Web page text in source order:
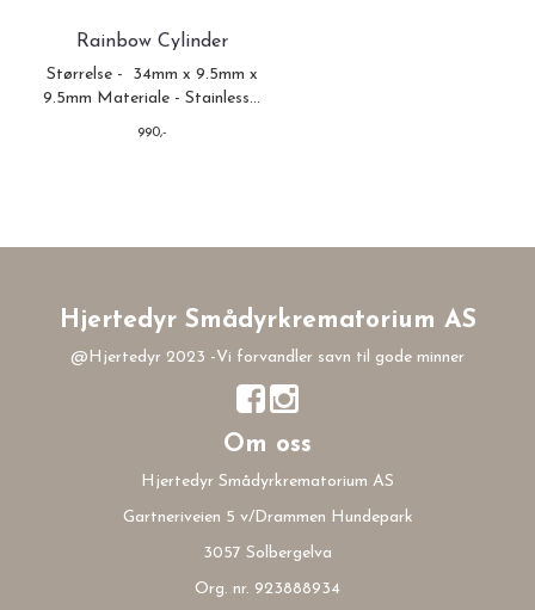
Rainbow Cylinder
Størrelse - 34mm x 9.5mm x
9.5mm Materiale - Stainless...
990,-
Hjertedyr Smådyrkrematorium AS
@Hjertedyr 2023 -Vi forvandler savn til gode minner
Om oss
Hjertedyr Smådyrkrematorium AS
Gartneriveien 5 v/Drammen Hundepark
3057 Solbergelva
Org. nr. 923888934